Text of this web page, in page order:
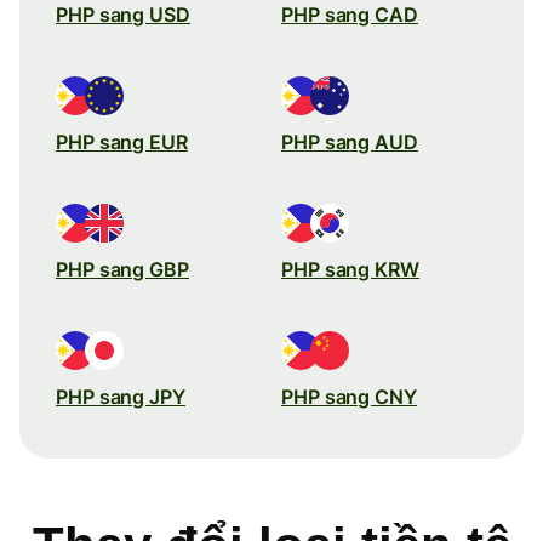
PHP sang USD PHP sang CAD
PHP sang EUR PHP sang AUD
PHP sang GBP PHP sang KRW
PHP sang JPY PHP sang CNY